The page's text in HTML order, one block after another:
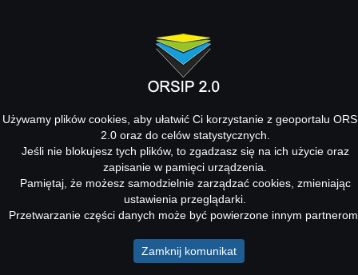
Używamy plików cookies, aby ułatwić Ci korzystanie z geoportalu
2.0 oraz do celów statystycznych.
Jeśli nie blokujesz tych plików, to zgadzasz się na ich użycie oraz
zapisanie w pamięci urządzenia.
Pamiętaj, że możesz samodzielnie zarządzać cookies, zmieniając
ustawienia przeglądarki.
Przetwarzanie części danych może być powierzone innym
Zamknij komunikat